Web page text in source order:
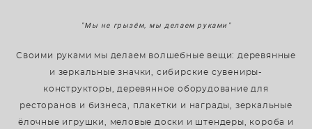
"Мы не грызём, мы делаем руками"
Своими руками мы делаем волшебные вещи: деревянные
и зеркальные значки, сибирские сувениры-
конструкторы, деревянное оборудование для
ресторанов и бизнеса, плакетки и награды, зеркальные
ёлочные игрушки, меловые доски и штендеры, короба и